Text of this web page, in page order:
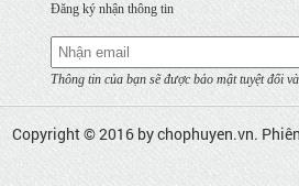
Đăng ký nhận thông tin
Thông tin của bạn sẽ được bảo mật tuyệt đối
Copyright © 2016 bychophuyen.vn.